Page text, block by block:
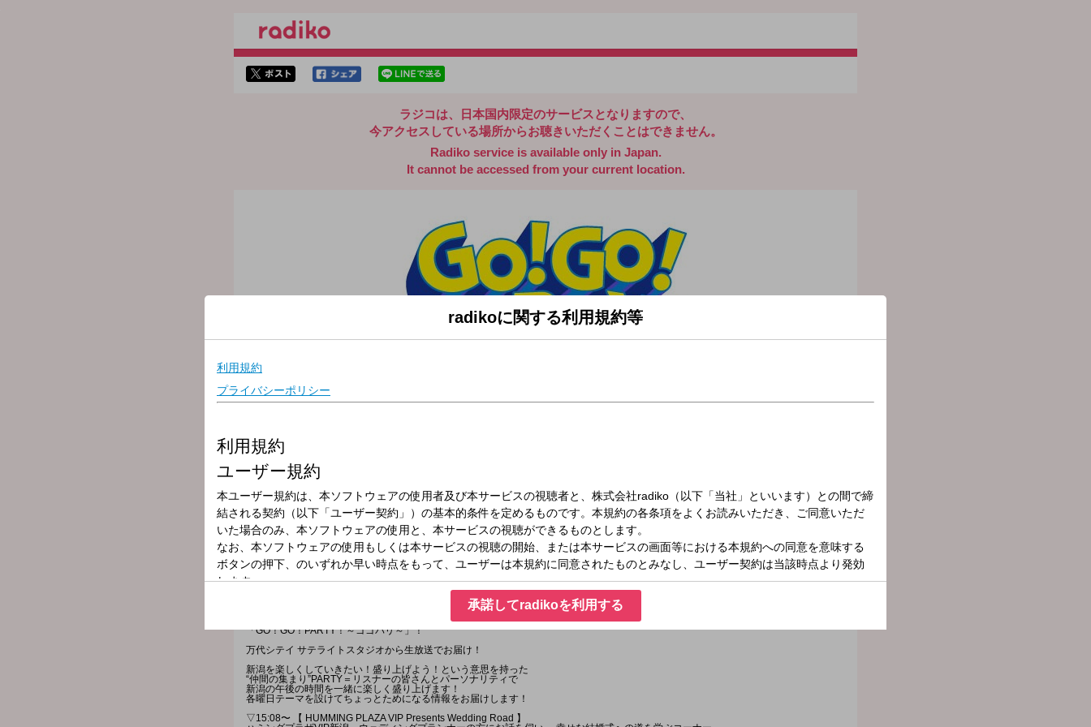
ラジコは、日本国内限定のサービスとなりますので、
今アクセスしている場所からお聴きいただくことはできません。
Radiko service is available only in Japan.
It cannot be accessed from your current location.
放送時間
2025年10月15日（水）15:00～15:46
番組名
GO！GO！PARTY！～ゴゴパリ～
「GO！GO！PARTY！～ゴゴパリ～」！
万代シテイ サテライトスタジオから生放送でお届け！
新潟を楽しくしていきたい！盛り上げよう！という意思を持った
“仲間の集まり”PARTY＝リスナーの皆さんとパーソナリティで
新潟の午後の時間を一緒に楽しく盛り上げます！
各曜日テーマを設けてちょっとためになる情報をお届けします！
▽15:08〜 【 HUMMING PLAZA VIP Presents Wedding Road 】
radikoに関する利用規約等
承諾してradikoを利用する